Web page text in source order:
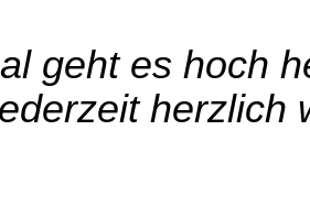
geht es hoch
herzlich